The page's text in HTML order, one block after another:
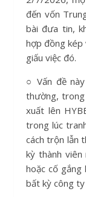
đến vốn
bài đưa tin,
hợp đồng kép
giấu việc đó.
○ Vấn đề
thường,
xuất lên
trong lúc
cách trộn lẫn
kỳ thành viên
hoặc cố
bất kỳ công